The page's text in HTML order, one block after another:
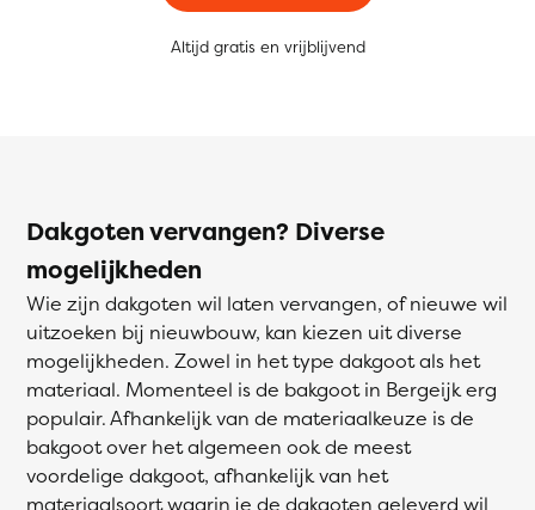
Altijd gratis en vrijblijvend
Dakgoten vervangen? Diverse
mogelijkheden
Wie zijn dakgoten wil laten vervangen, of nieuwe wil
uitzoeken bij nieuwbouw, kan kiezen uit diverse
mogelijkheden. Zowel in het type dakgoot als het
materiaal. Momenteel is de bakgoot in Bergeijk erg
populair. Afhankelijk van de materiaalkeuze is de
bakgoot over het algemeen ook de meest
voordelige dakgoot, afhankelijk van het
materiaalsoort waarin je de dakgoten geleverd wil